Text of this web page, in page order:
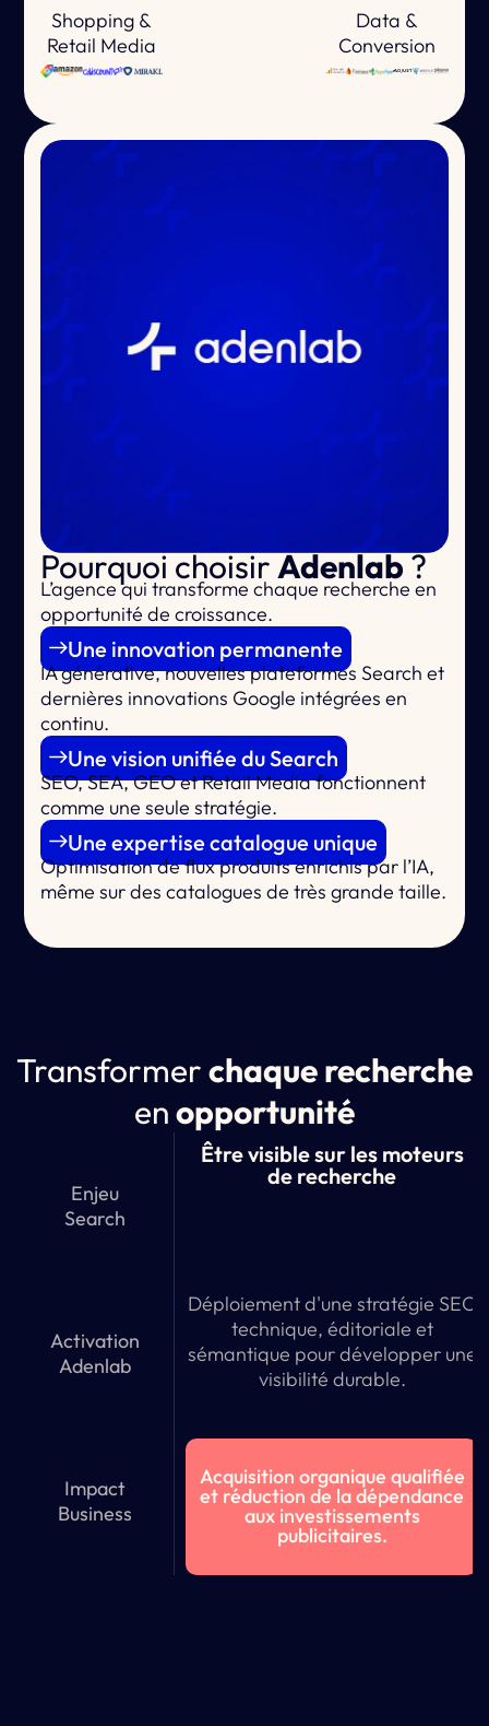
Shopping &
Retail Media
Data &
Conversion
Pourquoi choisirAdenlab?
L’agence quitransforme chaque recherche en
opportunité de croissance.
Une innovation permanente
IA générative, nouvelles plateformes Search et
dernières innovations Google intégrées en
continu.
Une vision unifiée du Search
SEO, SEA, GEO et Retail Media fonctionnent
comme une seule stratégie.
Une expertise catalogue unique
Optimisation de flux produits enrichis par l’IA,
même sur des catalogues de très grande taille.
Transformerchaque recherche
enopportunité
Enjeu
Search
Être visible sur les moteurs
de recherche
Activation
Adenlab
Déploiement d'une stratégie SEO
technique, éditoriale et
sémantique pour développer une
visibilité durable.
Impact
Business
Acquisition organique qualifiée
et réduction de la dépendance
aux investissements
publicitaires.